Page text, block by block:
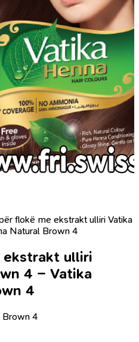
flokë me ekstrakt ulliri Vatika
Natural Brown 4
ekstrakt ulliri
4 – Vatika
4
Brown 4